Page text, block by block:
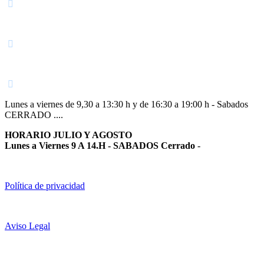
Lunes a viernes de 9,30 a 13:30 h y de 16:30 a 19:00 h - Sabados
CERRADO ....
HORARIO JULIO Y AGOSTO
Lunes a Viernes 9 A 14.H - SABADOS Cerrado -
Política de privacidad
Aviso Legal